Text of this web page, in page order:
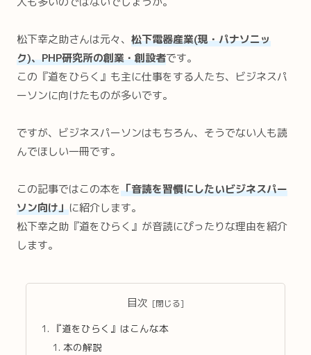
松下幸之助さんは元々、 松下電器産業(現・パナソニッ
ク)、PHP研究所の創業・創設者です。
この『道をひらく』も主に仕事をする人たち、ビジネスパ
ーソンに向けたものが多いです。
ですが、ビジネスパーソンはもちろん、そうでない人も読
んでほしい一冊です。
この記事ではこの本を「音読を習慣にしたいビジネスパー
ソン向け」に紹介します。
松下幸之助『道をひらく』が音読にぴったりな理由を紹介
します。
目次
『道をひらく』はこんな本
本の解説